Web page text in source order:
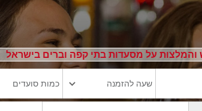
על מסעדות בתי קפה וברים בישראל